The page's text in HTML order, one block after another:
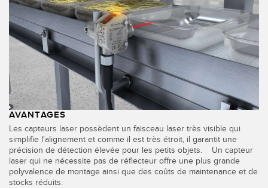
AVANTAGES
Les capteurs laser possèdent un faisceau laser très visible qui
simplifie l'alignement et comme il est très étroit, il garantit une
précision de détection élevée pour les petits objets. Un capteur
laser qui ne nécessite pas de réflecteur offre une plus grande
polyvalence de montage ainsi que des coûts de maintenance et de
stocks réduits.